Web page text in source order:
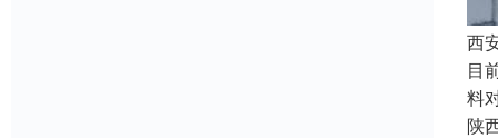
西
目
料
陕